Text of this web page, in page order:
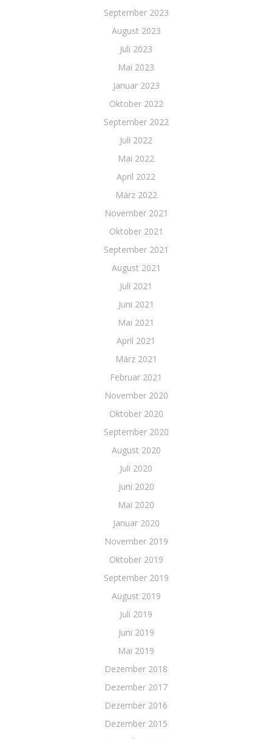
September 2023
August 2023
Juli 2023
Mai 2023
Januar 2023
Oktober 2022
September 2022
Juli 2022
Mai 2022
April 2022
März 2022
November 2021
Oktober 2021
September 2021
August 2021
Juli 2021
Juni 2021
Mai 2021
April 2021
März 2021
Februar 2021
November 2020
Oktober 2020
September 2020
August 2020
Juli 2020
Juni 2020
Mai 2020
Januar 2020
November 2019
Oktober 2019
September 2019
August 2019
Juli 2019
Juni 2019
Mai 2019
Dezember 2018
Dezember 2017
Dezember 2016
Dezember 2015